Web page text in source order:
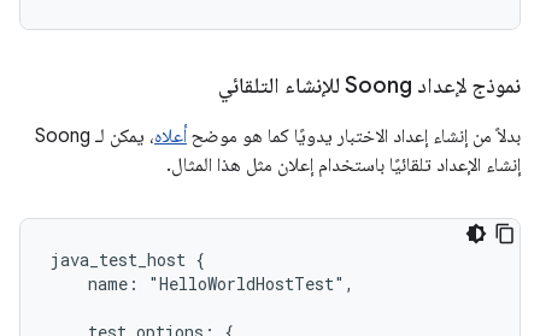
نموذج لإعداد Soong للإنشاء التلقائي
بدلاً من إنشاء إعداد الاختبار يدويًا كما هو موضح أعلاه
، يمكن لـ Soong
إنشاء الإعداد تلقائيًا باستخدام إعلان مثل هذا المثال.
java_test_host {
    name: "HelloWorldHostTest",